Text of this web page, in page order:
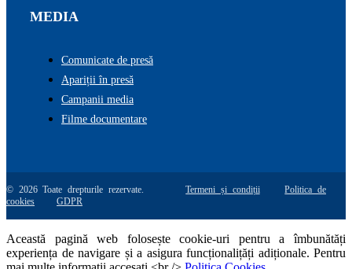
MEDIA
Comunicate de presă
Apariții în presă
Campanii media
Filme documentare
© 2026 Toate drepturile rezervate.Termeni și condiții
Politica de
cookies
GDPR
Această pagină web folosește cookie-uri pentru a îmbunătăți
experiența de navigare și a asigura funcționalițăți adiționale. Pentru